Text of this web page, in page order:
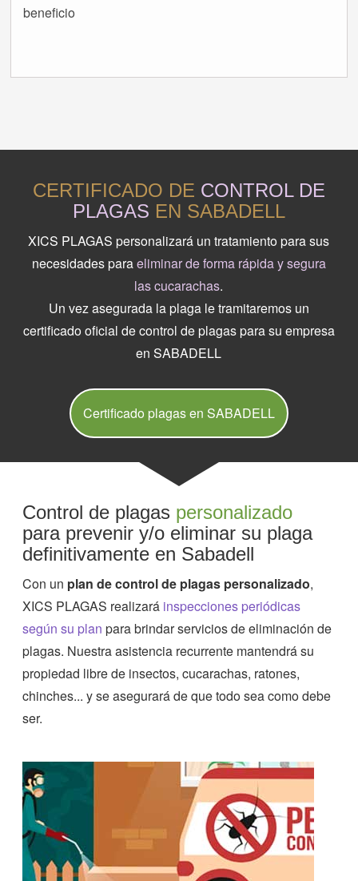
beneficio
CERTIFICADO DE CONTROL DE
PLAGAS EN SABADELL
XICS PLAGAS personalizará un tratamiento para sus
necesidades paraeliminar de forma rápida y segura
las cucarachas.
Un vez asegurada la plaga le tramitaremos un
certificado oficial de control de plagas para su empresa
en SABADELL
Certificado plagas en SABADELL
Control de plagas personalizado
para prevenir y/o eliminar su plaga
definitivamente en Sabadell
Con un plan de control de plagas personalizado,
XICS PLAGAS realizará inspecciones periódicas
según su plan para brindar servicios de eliminación de
plagas. Nuestra asistencia recurrente mantendrá su
propiedad libre de insectos, cucarachas, ratones,
chinches... y se asegurará de que todo sea como debe
ser.